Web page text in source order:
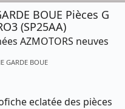
BOUE Pièces G
(SP25AA)
AZMOTORS neuves
GARDE BOUE
eclatée des pièces